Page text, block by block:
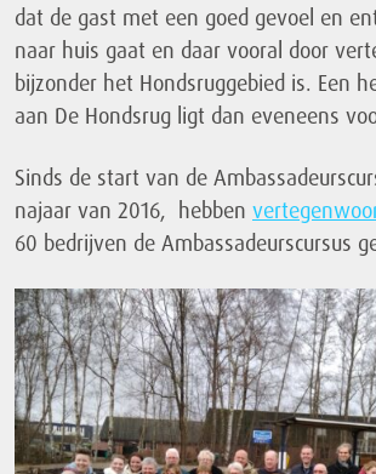
dat de gast met een goed gevoel en
naar huis gaat en daar vooral door
bijzonder het Hondsruggebied is. Een
aan De Hondsrug ligt dan eveneens
Sinds de start van de
najaar van 2016, hebben
60 bedrijven de Ambassadeurscursus